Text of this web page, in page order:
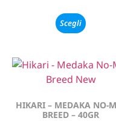
Scegli
HIKARI – MEDAKA NO-
BREED – 40GR